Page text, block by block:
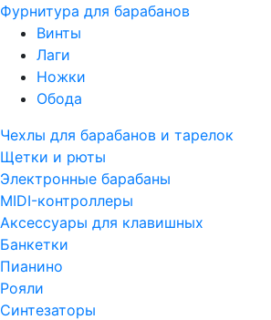
Фурнитура для барабанов
Винты
Лаги
Ножки
Обода
Чехлы для барабанов и тарелок
Щетки и рюты
Электронные барабаны
MIDI-контроллеры
Аксессуары для клавишных
Банкетки
Пианино
Рояли
Синтезаторы